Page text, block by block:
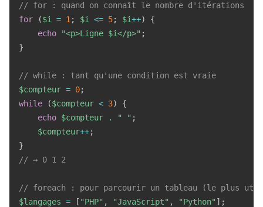
// for : quand on connaît le nombre d'itérations
for
($i = 1 ; $i <= 5; $i++)
{
echo
"<p>Ligne $i</p>" ;
}
// while : tant qu'une condition est vraie
$compteur = 0;
while
($compteur < 3)
{
echo $compteur . " " ;
$compteur++;
}
// → 0 1 2
// foreach : pour parcourir un tableau (le plus
$langages = [ "PHP" , "JavaScript" , "Python" ] ;